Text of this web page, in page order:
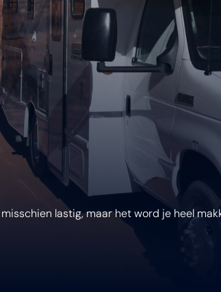
lastig, maar het word je heel